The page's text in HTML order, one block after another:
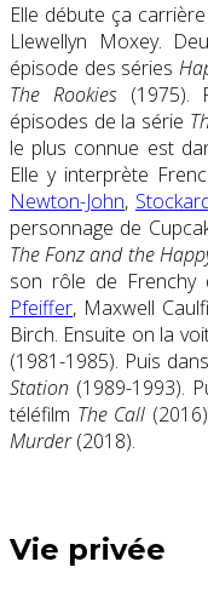
Elle débute ça
Llewellyn Moxey.
épisode des séries
The Rookies(1975).
épisodes de la série
le plus connue est
Elle y interprète
Newton-John,
personnage de
The Fonz and the
son rôle de Frenchy
Pfeiffer, Maxwell
Birch. Ensuite on la
(1981-1985). Puis
Station (1989-1993).
téléfilm The Call
Murder(2018).
Vie privée